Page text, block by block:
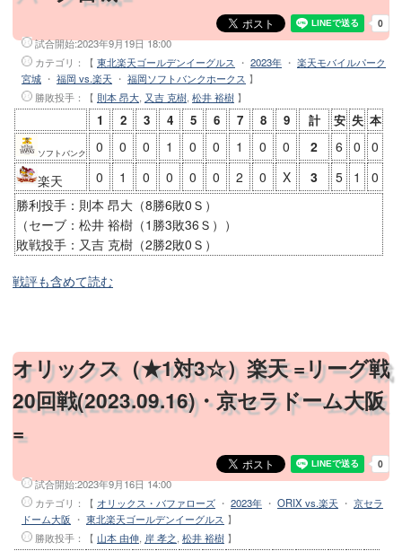
試合開始:2023年9月19日 18:00
カテゴリ：【 東北楽天ゴールデンイーグルス ・ 2023年 ・ 楽天モバイルパーク
宮城 ・ 福岡 vs.楽天 ・ 福岡ソフトバンクホークス 】
勝敗投手 ：【 則本 昂大 又吉 克樹 松井 裕樹 】
1 2 3 4 5 6 7 8 9 計 安 失 本
ソフトバンク 0 0 0 1 0 0 1 0 0 2 6 0
0
楽天
0 1 0 0 0 0 2 0 X 3 5 1
0
勝利投手：則本 昂大（8勝6敗0Ｓ）
（セーブ：松井 裕樹（1勝3敗36Ｓ））
敗戦投手：又吉 克樹（2勝2敗0Ｓ）
戦評も含めて読む
オリックス（★1対3☆）楽天 =リーグ戦
20回戦(2023.09.16)・京セラドーム大阪
=
試合開始:2023年9月16日 14:00
カテゴリ：【 オリックス・バファローズ ・ 2023年 ・ ORIX vs.楽天 ・ 京セラ
ドーム大阪 ・ 東北楽天ゴールデンイーグルス 】
勝敗投手 ：【 山本 由伸 岸 孝之 松井 裕樹 】